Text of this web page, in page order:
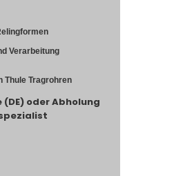
Verarbeitung
Thule Tragrohren
oder Abholung